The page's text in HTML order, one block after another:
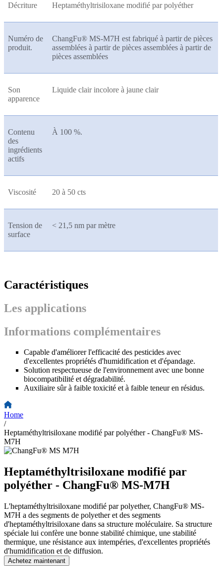
Décriture Heptaméthyltrisiloxane modifié par polyéther
Numéro de
produit.
ChangFu® MS-M7H est fabriqué à partir de pièces
assemblées à partir de pièces assemblées à partir de
pièces assemblées
Son
apparence
Liquide clair incolore à jaune clair
Contenu
des
ingrédients
actifs
À 100 %.
Viscosité 20 à 50 cts
Tension de
surface
< 21,5 nm par mètre
Caractéristiques
Les applications
Informations complémentaires
Capable d'améliorer l'efficacité des pesticides avec
d'excellentes propriétés d'humidification et d'épandage.
Solution respectueuse de l'environnement avec une bonne
biocompatibilité et dégradabilité.
Auxiliaire sûr à faible toxicité et à faible teneur en résidus.
Home
/
Heptaméthyltrisiloxane modifié par polyéther - ChangFu® MS-
M7H
Heptaméthyltrisiloxane modifié par
polyéther - ChangFu® MS-M7H
L'heptaméthyltrisiloxane modifié par polyether, ChangFu® MS-
M7H a des segments de polyether et des segments
d'heptaméthyltrisiloxane dans sa structure moléculaire. Sa structure
spéciale lui confère une bonne stabilité chimique, une stabilité
thermique, une résistance aux intempéries, d'excellentes propriétés
d'humidification et de diffusion.
Achetez maintenant